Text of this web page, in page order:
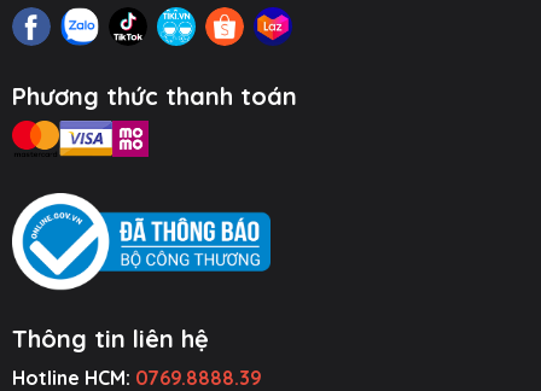
Kiện Ô Tô
Thiết Bị Âm
Tiện Ích Thông
Phương thức thanh toán
Thông tin liên hệ
Hotline HCM: 0769.8888.39